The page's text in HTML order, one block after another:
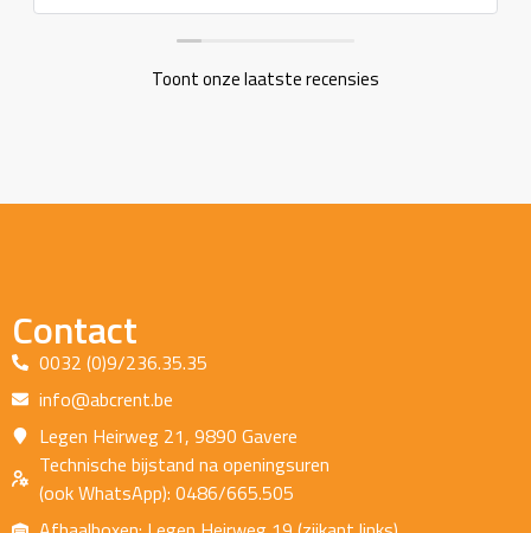
Toont onze laatste recensies
Contact
0032 (0)9/236.35.35
info@abcrent.be
Legen Heirweg 21, 9890 Gavere
Technische bijstand na openingsuren
(ook WhatsApp): 0486/665.505